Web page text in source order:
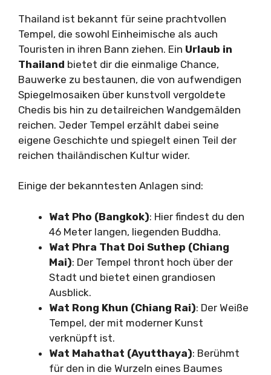
Thailand ist bekannt für seine prachtvollen
Tempel, die sowohl Einheimische als auch
Touristen in ihren Bann ziehen. Ein Urlaub in
Thailand bietet dir die einmalige Chance,
Bauwerke zu bestaunen, die von aufwendigen
Spiegelmosaiken über kunstvoll vergoldete
Chedis bis hin zu detailreichen Wandgemälden
reichen. Jeder Tempel erzählt dabei seine
eigene Geschichte und spiegelt einen Teil der
reichen thailändischen Kultur wider.
Einige der bekanntesten Anlagen sind:
Wat Pho (Bangkok): Hier findest du den
46 Meter langen, liegenden Buddha.
Wat Phra That Doi Suthep (Chiang
Mai): Der Tempel thront hoch über der
Stadt und bietet einen grandiosen
Ausblick.
Wat Rong Khun (Chiang Rai): Der Weiße
Tempel, der mit moderner Kunst
verknüpft ist.
Wat Mahathat (Ayutthaya): Berühmt
für den in die Wurzeln eines Baumes